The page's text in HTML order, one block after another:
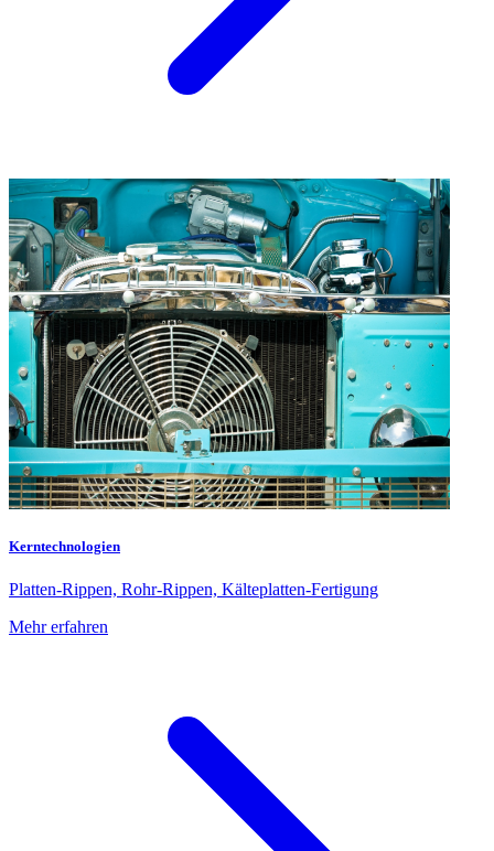
Kerntechnologien
Platten-Rippen, Rohr-Rippen, Kälteplatten-Fertigung
Mehr erfahren